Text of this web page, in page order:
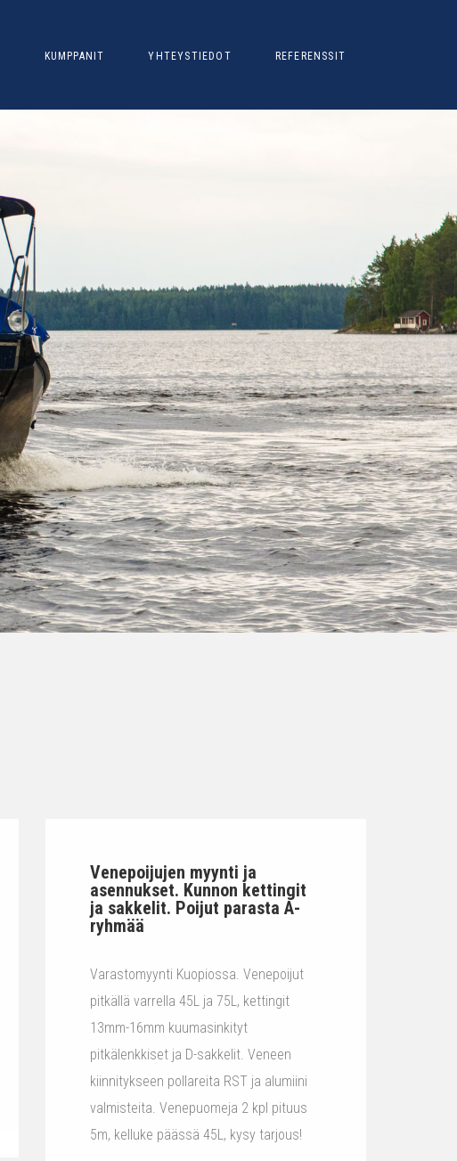
KUMPPANIT YHTEYSTIEDOT REFERENSSIT
Venepoijujen myynti ja
asennukset. Kunnon kettingit
ja sakkelit. Poijut parasta A-
ryhmää
Varastomyynti Kuopiossa. Venepoijut
pitkällä varrella 45L ja 75L, kettingit
13mm-16mm kuumasinkityt
pitkälenkkiset ja D-sakkelit. Veneen
kiinnitykseen pollareita RST ja alumiini
valmisteita. Venepuomeja 2 kpl pituus
5m, kelluke päässä 45L, kysy tarjous!